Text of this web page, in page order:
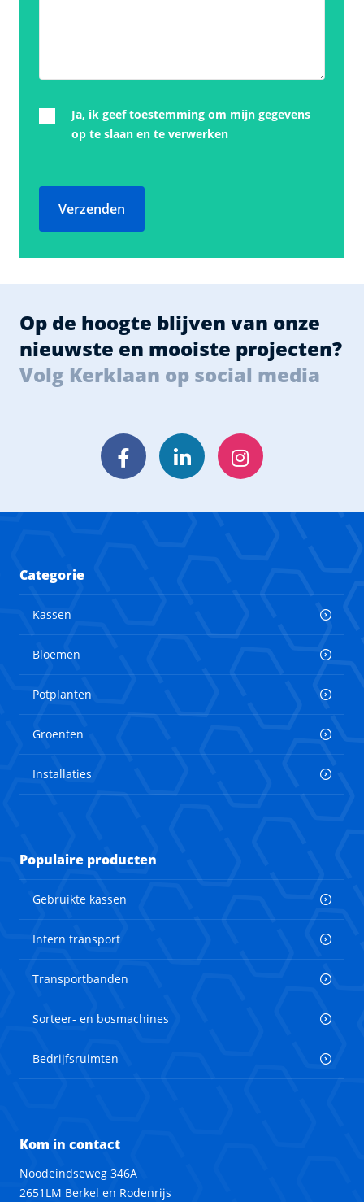
Ja, ik geef toestemming om mijn gegevens
op te slaan en te verwerken
Verzenden
Op de hoogte blijven van onze
nieuwste en mooiste projecten?
Volg Kerklaan op social media
FacebookLinkedInInstagram
Categorie
Kassen
Bloemen
Potplanten
Groenten
Installaties
Populaire producten
Gebruikte kassen
Intern transport
Transportbanden
Sorteer- en bosmachines
Bedrijfsruimten
Kom in contact
Noodeindseweg 346A
2651LM Berkel en Rodenrijs